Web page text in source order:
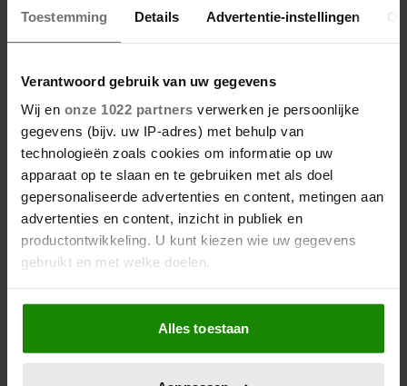
Toestemming Details Advertentie-instellingen
Verantwoord gebruik van uw gegevens
Wij en onze 1022 partners verwerken je persoonlijke
gegevens (bijv. uw IP-adres) met behulp van
technologieën zoals cookies om informatie op uw
apparaat op te slaan en te gebruiken met als doel
gepersonaliseerde advertenties en content, metingen aan
advertenties en content, inzicht in publiek en
productontwikkeling. U kunt kiezen wie uw gegevens
gebruikt en met welke doelen.
Als u het toestaat, willen we ook graag:
Informatie verzamelen over uw geografische
locatie, die tot een paar meter nauwkeurig kan zijn
Alles toestaan
DE SLIMSTE MENS OPENT SEIZOEN MET